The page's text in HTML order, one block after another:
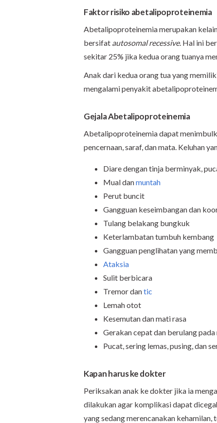
Faktor risiko abetalipoproteinemia
Abetalipoproteinemia merupakan
bersifat autosomal recessive. Hal ini
sekitar 25% jika kedua orang tuanya
Anak dari kedua orang tua yang
mengalami penyakit
Gejala Abetalipoproteinemia
Abetalipoproteinemia dapat
pencernaan, saraf, dan mata. Keluhan
Diare dengan tinja berminyak,
Mual danmuntah
Perut buncit
Gangguan keseimbangan dan
Tulang belakang bungkuk
Keterlambatan tumbuh kembang
Gangguan penglihatan yang
Ataksia
Sulit berbicara
Tremor dantic
Lemah otot
Kesemutan dan mati rasa
Gerakan cepat dan berulang pada
Pucat, sering lemas, pusing, dan
Kapan harus ke dokter
Periksakan anak ke dokter jika ia
dilakukan agar komplikasi dapat
yang sedang merencanakan